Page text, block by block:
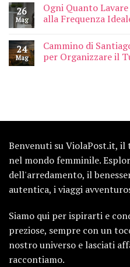
26
Mag
Ogni Quanto
alla Frequenza
24
Mag
Cammino di
per Organizzare il
Benvenuti su ViolaPost.it,
nel mondo femminile.
dell'arredamento, il
autentica, i viaggi
Siamo qui per ispirarti e
preziose, sempre con un
nostro universo e lasciati
raccontiamo.